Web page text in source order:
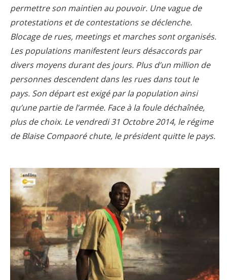
permettre son maintien au pouvoir. Une vague de
protestations et de contestations se déclenche.
Blocage de rues, meetings et marches sont organisés.
Les populations manifestent leurs désaccords par
divers moyens durant des jours. Plus d’un million de
personnes descendent dans les rues dans tout le
pays. Son départ est exigé par la population ainsi
qu’une partie de l’armée. Face à la foule déchaînée,
plus de choix. Le vendredi 31 Octobre 2014, le régime
de Blaise Compaoré chute, le président quitte le pays.